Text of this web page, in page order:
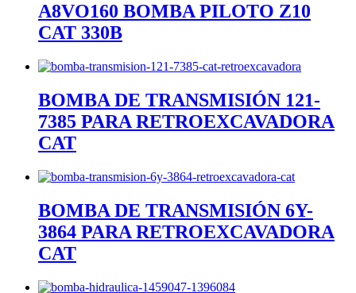
A8VO160 BOMBA PILOTO Z10
CAT 330B
BOMBA DE TRANSMISIÓN 121-
7385 PARA RETROEXCAVADORA
CAT
BOMBA DE TRANSMISIÓN 6Y-
3864 PARA RETROEXCAVADORA
CAT